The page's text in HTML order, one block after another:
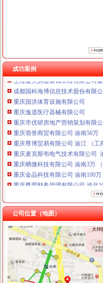
成功案例
重庆金品科技有限公司 渝南100万
重庆尊盟财务管理有限公司 渝北
上海蓝天房屋装饰工程有限公司
成都国科海博信息技术股份有限
重庆国洪体育设施有限公司
重庆逸道医疗器械有限公司
重庆市优研房地产营销策划有限公
重庆翡誉商贸有限公司 渝南50万
重庆尊博贸易有限公司 渝江 （工
重庆麦克斯韦电气技术有限公司
重庆晒微科技有限公司 渝南3万 （
重庆金品科技有限公司 渝南100万
重庆尊盟财务管理有限公司 渝北
上海蓝天房屋装饰工程有限公司
成都国科海博信息技术股份有限
公司位置（地图）
陈家坪办执照
武汉6500-8000元房屋出租五室中
兴业银行股份有限公司重庆陈家